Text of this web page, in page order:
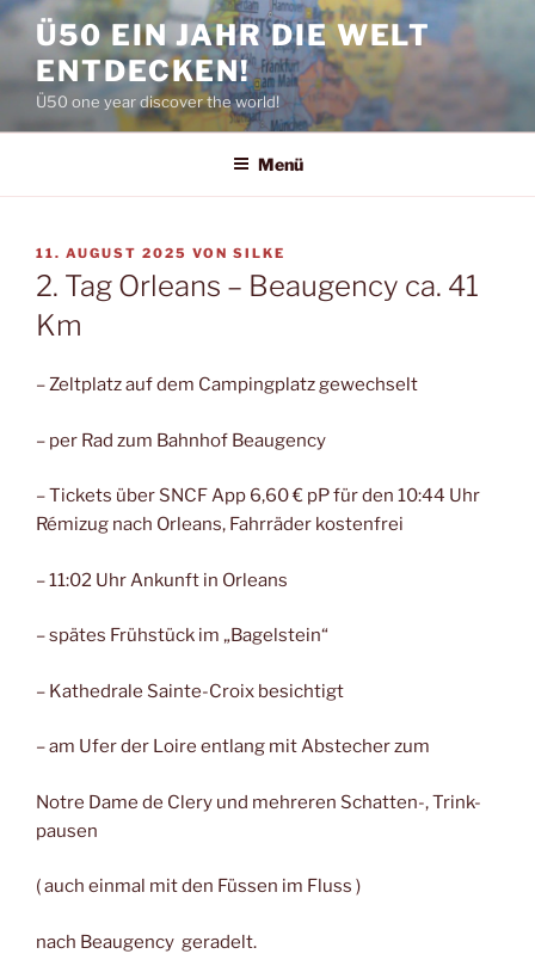
Zum
Inhalt
springen
Ü50 EIN JAHR DIE WELT
ENTDECKEN!
Ü50 one year discover the world!
Menü
VERÖFFENTLICHT
AM
11. AUGUST 2025 VON SILKE
2. Tag Orleans – Beaugency ca. 41
Km
– Zeltplatz auf dem Campingplatz gewechselt
– per Rad zum Bahnhof Beaugency
– Tickets über SNCF App 6,60 € pP für den 10:44 Uhr
Rémizug nach Orleans, Fahrräder kostenfrei
– 11:02 Uhr Ankunft in Orleans
– spätes Frühstück im „Bagelstein“
– Kathedrale Sainte-Croix besichtigt
– am Ufer der Loire entlang mit Abstecher zum
Notre Dame de Clery und mehreren Schatten-, Trink-
pausen
( auch einmal mit den Füssen im Fluss )
nach Beaugency geradelt.